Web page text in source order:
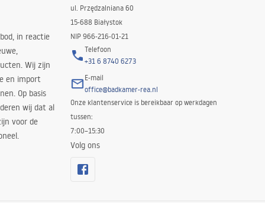
in reactie
Wij zijn
en import
Op basis
wij dat al
voor de
ul. Przędzalniana 60
15-688 Białystok
NIP 966-216-01-21
Telefoon
+31 6 8740 6273
E-mail
office@badkamer-rea.nl
Onze klantenservice is bereikbaar op werkdagen
tussen:
7:00–15:30
Volg ons